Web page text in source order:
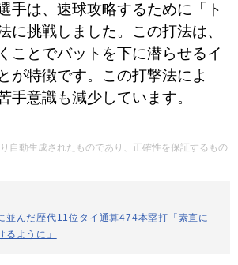
手は、速球攻略するために「ト
に挑戦しました。この打法は、
ことでバットを下に潜らせるイ
が特徴です。この打撃法によ
手意識も減少しています。
自動生成されたものであり、正確性を保証するもの
んだ歴代11位タイ通算474本塁打「素直に
るように」